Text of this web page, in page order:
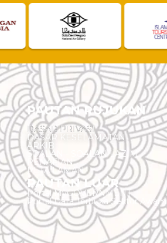
PAUTAN RUJUKAN
DASAR PRIVASI
DASAR KESELAMATAN
ARKIB
SOALAN - SOALAN LAZIM
PENAFIAN
PETA LAMAN
PAUTAN LUAR
Portal MyGOVERNMENT
Portal Data Terbuka Sektor Awam